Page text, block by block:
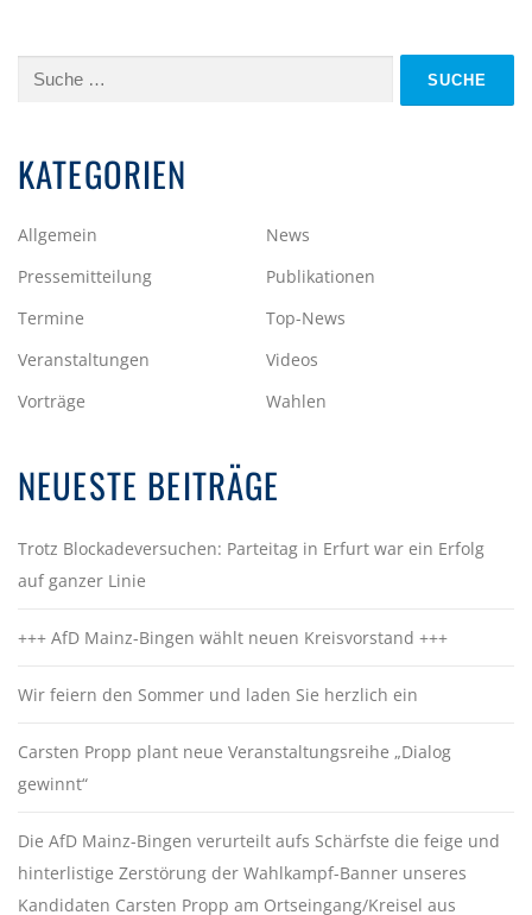
Suche
KATEGORIEN
Allgemein
News
Pressemitteilung
Publikationen
Termine
Top-News
Veranstaltungen
Videos
Vorträge
Wahlen
NEUESTE BEITRÄGE
Trotz Blockadeversuchen: Parteitag in Erfurt war ein Erfolg
auf ganzer Linie
+++ AfD Mainz-Bingen wählt neuen Kreisvorstand +++
Wir feiern den Sommer und laden Sie herzlich ein
Carsten Propp plant neue Veranstaltungsreihe „Dialog
gewinnt“
Die AfD Mainz-Bingen verurteilt aufs Schärfste die feige und
hinterlistige Zerstörung der Wahlkampf-Banner unseres
Kandidaten Carsten Propp am Ortseingang/Kreisel aus